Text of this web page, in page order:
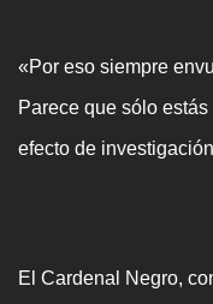
«Por eso siempre
Parece que sólo
efecto de
El Cardenal Negro,